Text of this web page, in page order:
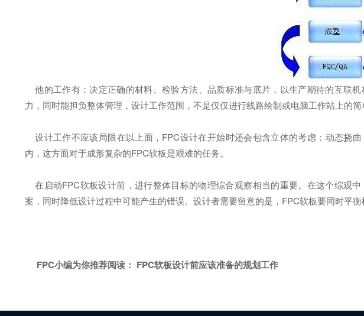
他的工作有：决定正确的材料、检验方法、品质标准与底片，以生产期待的互联
力，同时能担负整体管理，设计工作范围，不是仅仅进行线路绘制或电脑工作站上的简
设计工作不应该局限在以上面，FPC设计在开始时还会包含立体的考虑：动态挠
内，这方面对于成形复杂的FPC软板是艰难的任务。
在启动FPC软板设计前，进行整体目标的物理综合观察相当的重要。在这个综观
案，同时降低设计过程中可能产生的错误。设计者需要留意的是，FPC软板要同时平
FPC小编为你推荐阅读： FPC软板设计前应该准备的规划工作